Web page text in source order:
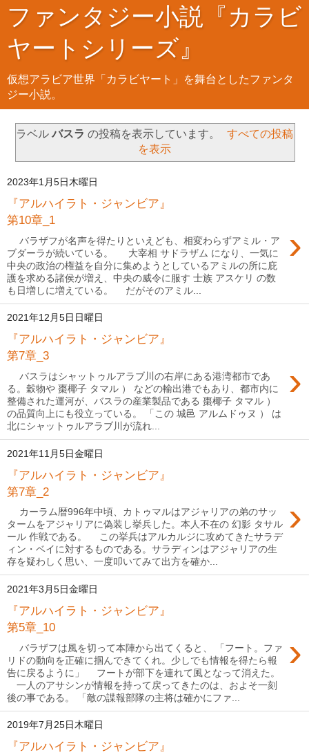
ファンタジー小説『カラビ
ヤートシリーズ』
仮想アラビア世界「カラビヤート」を舞台としたファンタ
ジー小説。
ラベル バスラ の投稿を表示しています。
すべての投稿
を表示
2023年1月5日木曜日
『アルハイラト・ジャンビア』
第10章_1
›
バラザフが名声を得たりといえども、相変わらずアミル・ア
ブダーラが続いている。 大宰相 サドラザム になり、一気に
中央の政治の権益を自分に集めようとしているアミルの所に庇
護を求める諸侯が増え、中央の威令に服す 士族 アスケリ の数
も日増しに増えている。 だがそのアミル...
2021年12月5日日曜日
『アルハイラト・ジャンビア』
第7章_3
›
バスラはシャットゥルアラブ川の右岸にある港湾都市であ
る。穀物や 棗椰子 タマル ） などの輸出港でもあり、都市内に
整備された運河が、バスラの産業製品である 棗椰子 タマル ）
の品質向上にも役立っている。 「この 城邑 アルムドゥヌ ） は
北にシャットゥルアラブ川が流れ...
2021年11月5日金曜日
『アルハイラト・ジャンビア』
第7章_2
›
カーラム暦996年中頃、カトゥマルはアジャリアの弟のサッ
タームをアジャリアに偽装し挙兵した。本人不在の 幻影 タサル
ール 作戦である。 この挙兵はアルカルジに攻めてきたサラデ
ィン・ベイに対するものである。サラディンはアジャリアの生
存を疑わしく思い、一度叩いてみて出方を確か...
2021年3月5日金曜日
『アルハイラト・ジャンビア』
第5章_10
›
バラザフは風を切って本陣から出てくると、 「フート。ファ
リドの動向を正確に掴んできてくれ。少しでも情報を得たら報
告に戻るように」 フートが部下を連れて風となって消えた。
一人のアサシンが情報を持って戻ってきたのは、およそ一刻
後の事である。 「敵の諜報部隊の主将は確かにファ...
2019年7月25日木曜日
『アルハイラト・ジャンビア』